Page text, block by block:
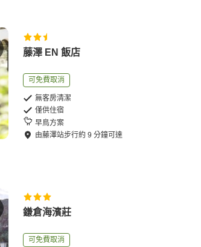
藤澤 EN 飯店
可免費取消
無客房清潔
僅供住宿
早鳥方案
由藤澤站步行約9 分鐘可達
鎌倉海濱莊
可免費取消